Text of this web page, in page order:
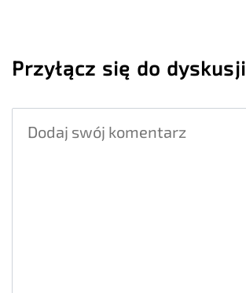
Przyłącz się do dyskusji